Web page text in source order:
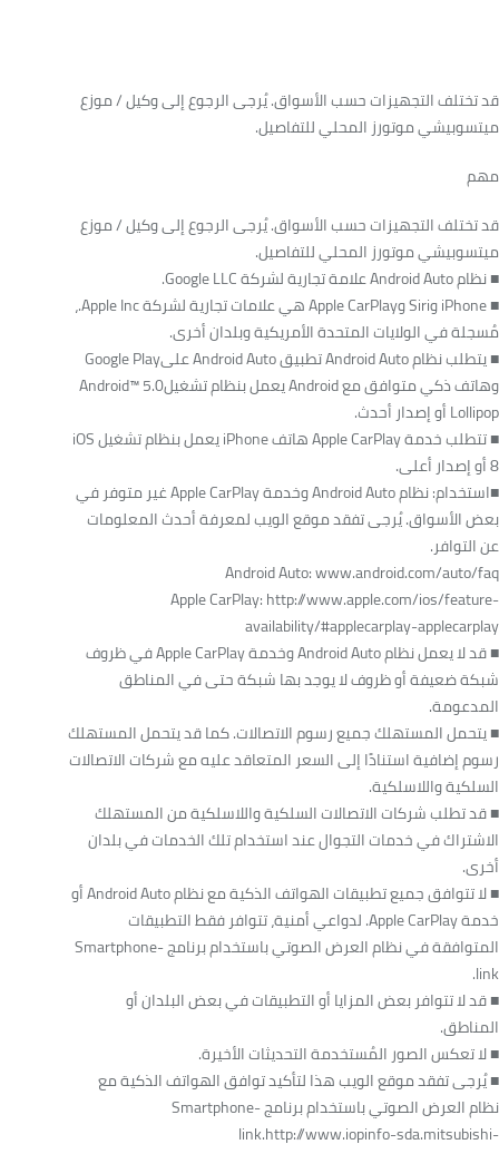
قد تختلف التجهيزات حسب الأسواق. يُرجى الرجوع إلى وكيل / موزع
ميتسوبيشي موتورز المحلي للتفاصيل.
مهم
قد تختلف التجهيزات حسب الأسواق. يُرجى الرجوع إلى وكيل / موزع
ميتسوبيشي موتورز المحلي للتفاصيل.
■ نظام Android Auto علامة تجارية لشركة Google LLC.
■ iPhone وSiri وApple CarPlay هي علامات تجارية لشركة Apple Inc.،
مُسجلة في الولايات المتحدة الأمريكية وبلدان أخرى.
■ يتطلب نظام Android Auto تطبيق Android Auto علىGoogle Play
وهاتف ذكي متوافق مع Android يعمل بنظام تشغيلAndroid™ 5.0
Lollipop أو إصدار أحدث.
■ تتطلب خدمة Apple CarPlay هاتف iPhone يعمل بنظام تشغيل iOS
8 أو إصدار أعلى.
■استخدام: نظام Android Auto وخدمة Apple CarPlay غير متوفر في
بعض الأسواق. يُرجى تفقد موقع الويب لمعرفة أحدث المعلومات
عن التوافر.
Android Auto: www.android.com/auto/faq
Apple CarPlay: http://www.apple.com/ios/feature-
availability/#applecarplay-applecarplay
■ قد لا يعمل نظام Android Auto وخدمة Apple CarPlay في ظروف
شبكة ضعيفة أو ظروف لا يوجد بها شبكة حتى في المناطق
المدعومة.
■ يتحمل المستهلك جميع رسوم الاتصالات. كما قد يتحمل المستهلك
رسوم إضافية استنادًا إلى السعر المتعاقد عليه مع شركات الاتصالات
السلكية واللاسلكية.
■ قد تطلب شركات الاتصالات السلكية واللاسلكية من المستهلك
الاشتراك في خدمات التجوال عند استخدام تلك الخدمات في بلدان
أخرى.
■ لا تتوافق جميع تطبيقات الهواتف الذكية مع نظام Android Auto أو
خدمة Apple CarPlay. لدواعي أمنية، تتوافر فقط التطبيقات
المتوافقة في نظام العرض الصوتي باستخدام برنامج Smartphone-
link.
■ قد لا تتوافر بعض المزايا أو التطبيقات في بعض البلدان أو
المناطق.
■ لا تعكس الصور المُستخدمة التحديثات الأخيرة.
■ يُرجى تفقد موقع الويب هذا لتأكيد توافق الهواتف الذكية مع
نظام العرض الصوتي باستخدام برنامج Smartphone-
link.http://www.iopinfo-sda.mitsubishi-